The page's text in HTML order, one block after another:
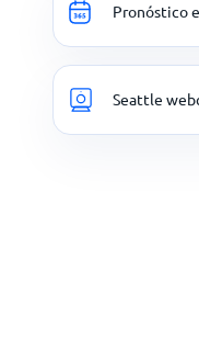
Pronóstico
Seattle